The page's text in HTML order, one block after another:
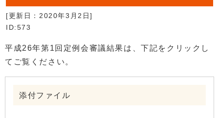
[更新日： 2020年3月2日]
ID:573
平成26年第1回定例会審議結果は、下記をクリックし
てご覧ください。
添付ファイル